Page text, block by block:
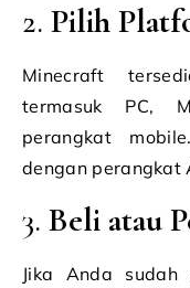
2. Pilih
Minecraft
termasuk PC,
perangkat
dengan perangkat
3. Beli atau
Jika Anda sudah